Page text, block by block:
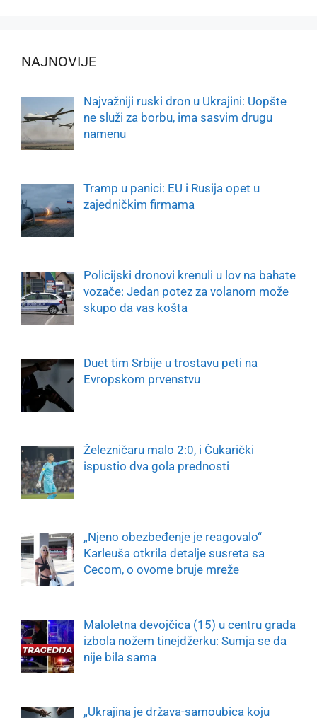
NAJNOVIJE
Najvažniji ruski dron u Ukrajini: Uopšte
ne služi za borbu, ima sasvim drugu
namenu
Tramp u panici: EU i Rusija opet u
zajedničkim firmama
Policijski dronovi krenuli u lov na bahate
vozače: Jedan potez za volanom može
skupo da vas košta
Duet tim Srbije u trostavu peti na
Evropskom prvenstvu
Železničaru malo 2:0, i Čukarički
ispustio dva gola prednosti
„Njeno obezbeđenje je reagovalo“
Karleuša otkrila detalje susreta sa
Cecom, o ovome bruje mreže
Maloletna devojčica (15) u centru grada
izbola nožem tinejdžerku: Sumja se da
nije bila sama
„Ukrajina je država-samoubica koju